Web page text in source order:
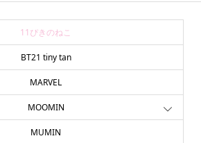
11ぴきのねこ
BT21 tiny tan
MARVEL
MOOMIN
MUMIN